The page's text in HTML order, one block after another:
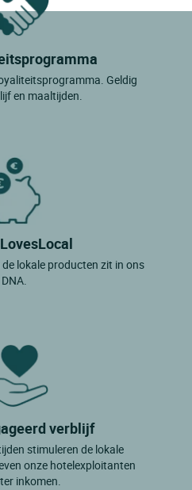
Geldig
en maaltijden.
lokale producten zit in ons
DNA.
verblijf
stimuleren de lokale
onze hotelexploitanten
inkomen.